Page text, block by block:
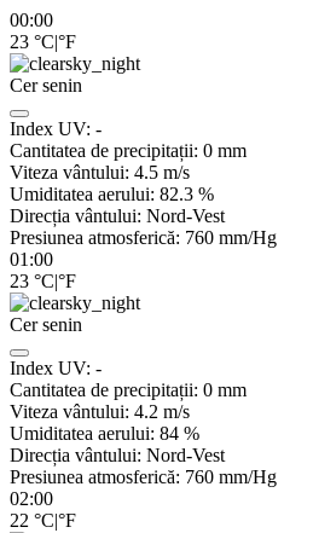
00:00
23 °C|°F
Cer senin
Index UV: -
Cantitatea de precipitații: 0 mm
Viteza vântului: 4.5 m/s
Umiditatea aerului: 82.3 %
Direcția vântului: Nord-Vest
Presiunea atmosferică: 760 mm/Hg
01:00
23 °C|°F
Cer senin
Index UV: -
Cantitatea de precipitații: 0 mm
Viteza vântului: 4.2 m/s
Umiditatea aerului: 84 %
Direcția vântului: Nord-Vest
Presiunea atmosferică: 760 mm/Hg
02:00
22 °C|°F